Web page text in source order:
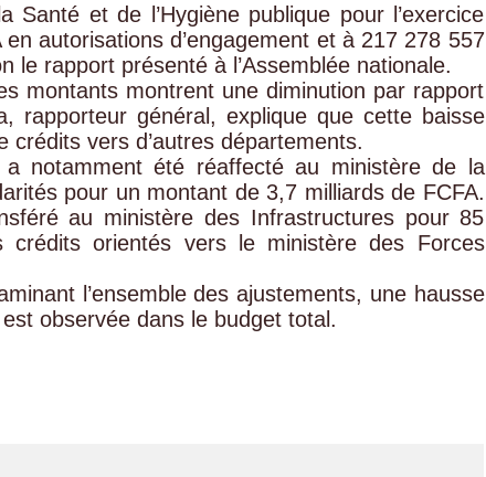
et de l’Hygiène publique pour l’exercice
autorisations d’engagement et à 217 278 557
le rapport présenté à l’Assemblée nationale.
montants montrent une diminution par rapport
rapporteur général, explique que cette baisse
vers d’autres départements.
notamment été réaffecté au ministère de la
pour un montant de 3,7 milliards de FCFA.
au ministère des Infrastructures pour 85
crédits orientés vers le ministère des Forces
l’ensemble des ajustements, une hausse
observée dans le budget total.